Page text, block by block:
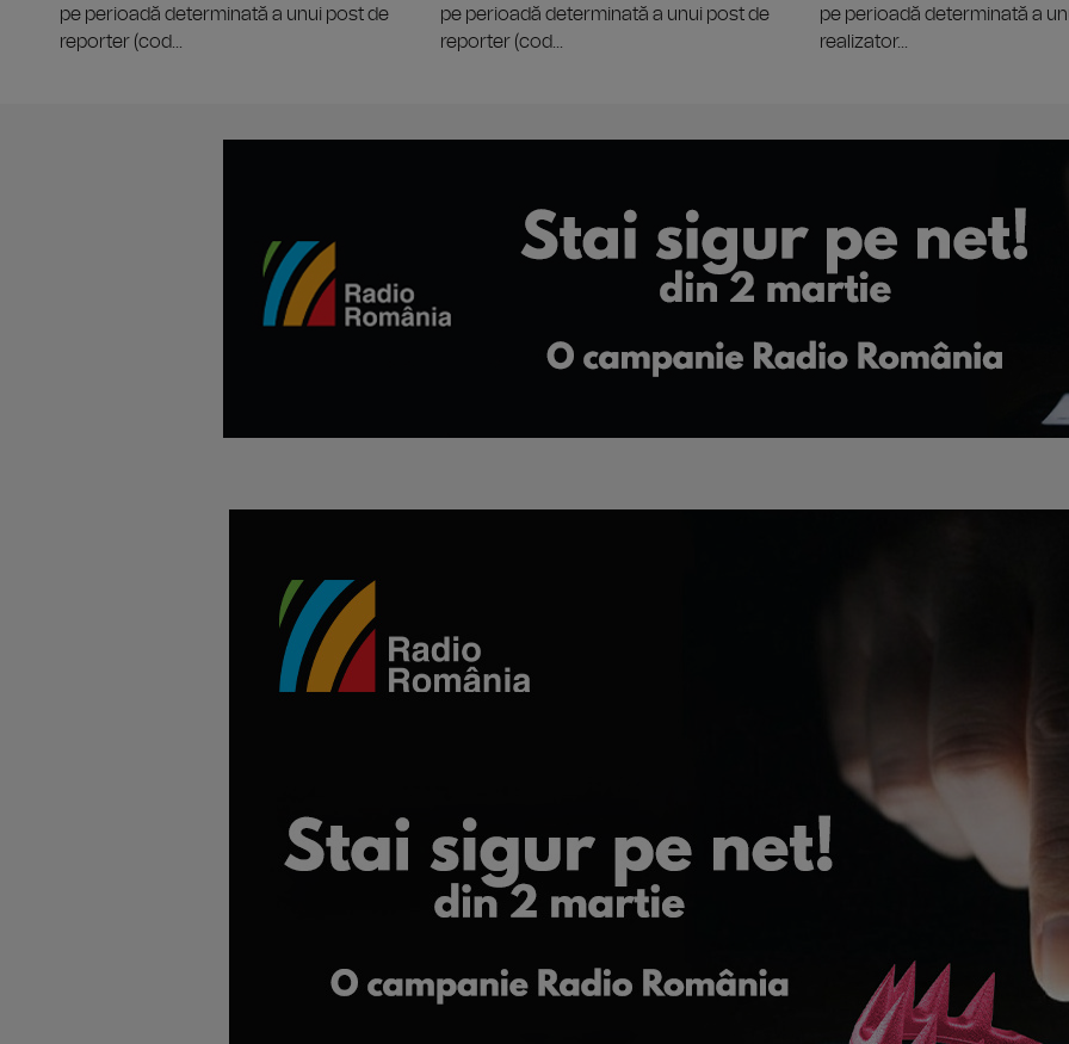
pe perioadă determinată a unui post de
reporter (cod...
pe perioadă determinată a unui post de
reporter (cod...
pe perioadă determinată a
realizator...